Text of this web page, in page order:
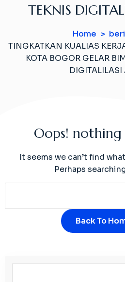
TEKNIS
Home
TINGKATKAN KUALIAS
KOTA BOGOR GELAR
DIGITALILASI
Oops!
It seems we can’t find
Perhaps
Back To